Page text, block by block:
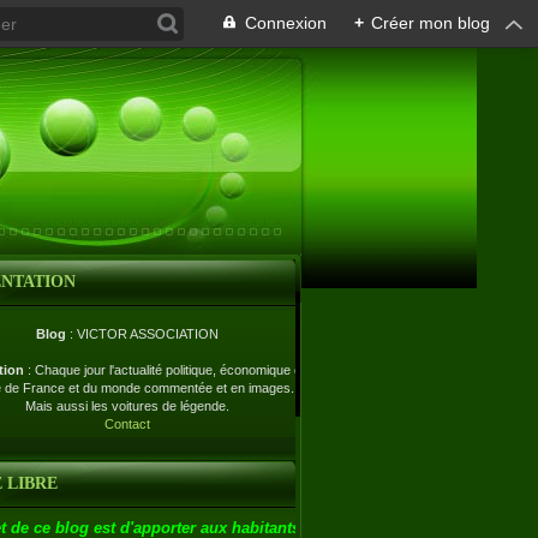
Connexion + Créer mon blog
Blog : VICTOR ASSOCIATION
: Chaque jour l'actualité politique, économique et
de France et du monde commentée et en images.
Mais aussi les voitures de légende.
Contact
LIBRE
de ce blog est d'apporter aux habitants